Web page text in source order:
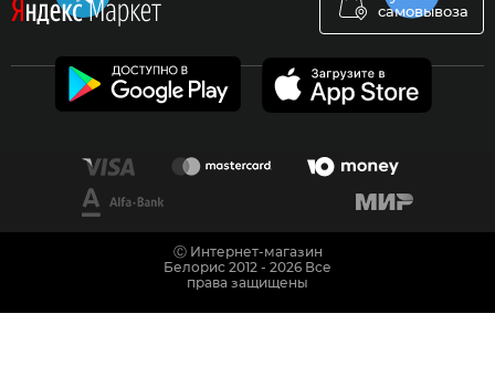
самовывоза
Ⓒ Интернет-магазин
Белорис 2012 - 2026 Все
права защищены